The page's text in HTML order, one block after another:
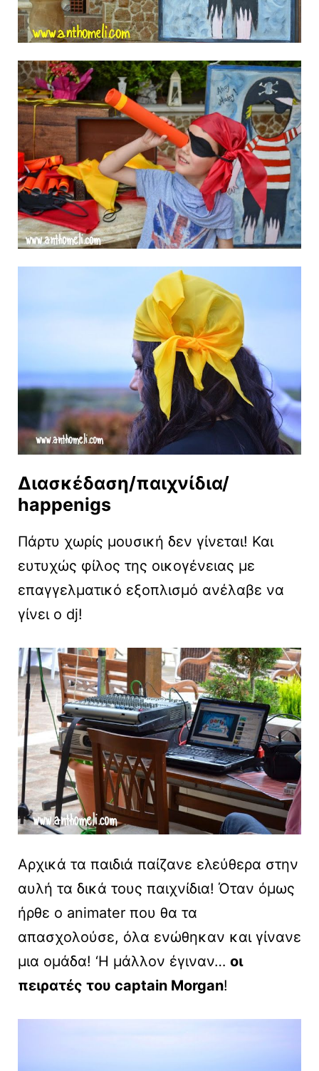
Διασκέδαση/παιχνίδια/
happenigs
Πάρτυ χωρίς μουσική δεν γίνεται! Και
ευτυχώς φίλος της οικογένειας με
επαγγελματικό εξοπλισμό ανέλαβε να
γίνει ο dj!
Αρχικά τα παιδιά παίζανε ελεύθερα στην
αυλή τα δικά τους παιχνίδια! Όταν όμως
ήρθε ο animater που θα τα
απασχολούσε, όλα ενώθηκαν και γίνανε
μια ομάδα! ‘Η μάλλον έγιναν… οι
πειρατές του captain Morgan!